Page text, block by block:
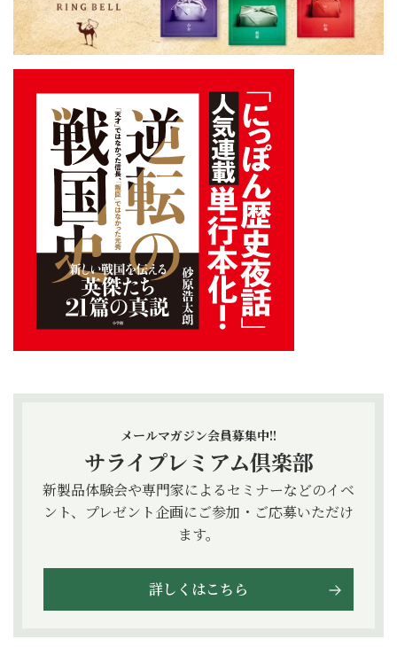
メールマガジン会員募集中!!
サライプレミアム倶楽部
新製品体験会や専門家によるセミナーなどのイベ
ント、プレゼント企画にご参加・ご応募いただけ
ます。
詳しくはこちら